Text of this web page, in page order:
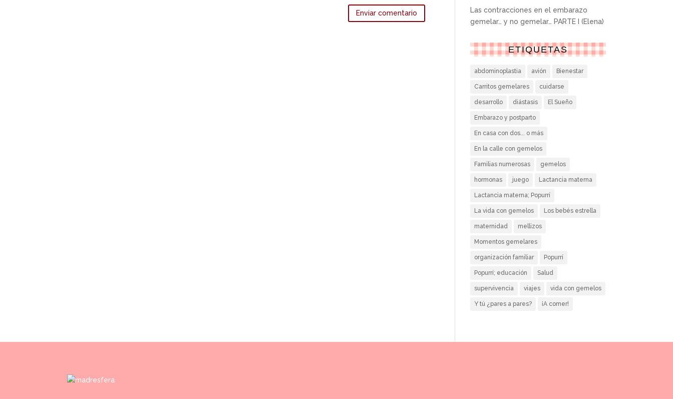
Las contracciones en el embarazo
gemelar… y no gemelar… PARTE I (Elena)
ETIQUETAS
abdominoplastia avión Bienestar
Carritos gemelares cuidarse
desarrollo diástasis El Sueño
Embarazo y postparto
En casa con dos... o más
En la calle con gemelos
Familias numerosas gemelos
hormonas juego Lactancia materna
Lactancia materna; Popurrí
La vida con gemelos Los bebés estrella
maternidad mellizos
Momentos gemelares
organización familiar Popurrí
Popurrí; educación Salud
supervivencia viajes vida con gemelos
Y tú ¿pares a pares? ¡A comer!